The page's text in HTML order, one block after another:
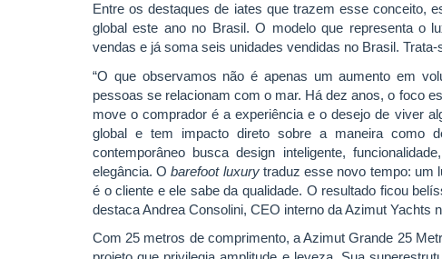
Entre os destaques de iates que trazem esse conceito,
global este ano no Brasil. O modelo que representa o
vendas e já soma seis unidades vendidas no Brasil. Trata-
“O que observamos não é apenas um aumento em
pessoas se relacionam com o mar. Há dez anos, o foco
move o comprador é a experiência e o desejo de viver
global e tem impacto direto sobre a maneira como
contemporâneo busca design inteligente,
elegância. Obarefoot luxurytraduz esse novo tempo: um
é o cliente e ele sabe da qualidade. O resultado ficou
destaca Andrea Consolini, CEO interno da Azimut Yachts
Com 25 metros de comprimento, a Azimut Grande 25